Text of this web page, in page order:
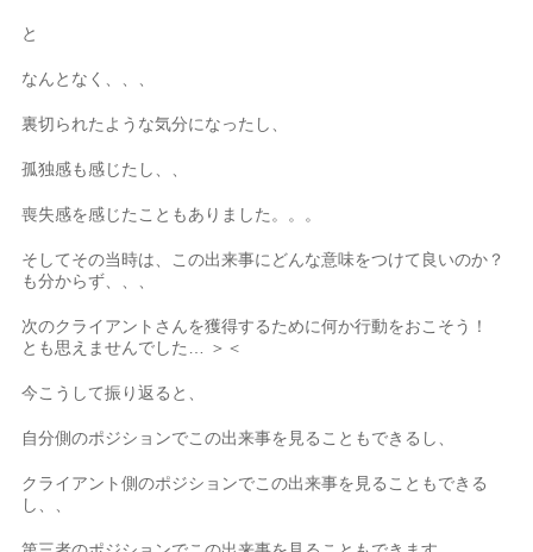
と
なんとなく、、、
裏切られたような気分になったし、
孤独感も感じたし、、
喪失感を感じたこともありました。。。
そしてその当時は、この出来事にどんな意味をつけて良いのか？
も分からず、、、
次のクライアントさんを獲得するために何か行動をおこそう！
とも思えませんでした… ＞＜
今こうして振り返ると、
自分側のポジションでこの出来事を見ることもできるし、
クライアント側のポジションでこの出来事を見ることもできる
し、、